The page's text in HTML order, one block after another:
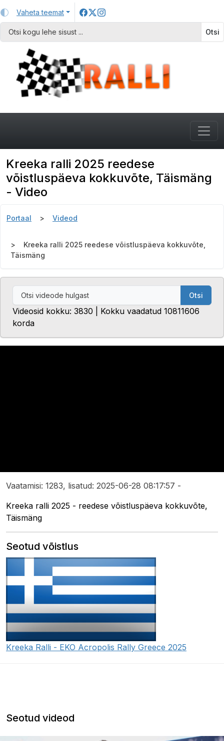
Vaheta teemat
Otsi
Kreeka ralli 2025 reedese
võistluspäeva kokkuvõte, Täismäng
- Video
Portaal Videod
Kreeka ralli 2025 reedese võistluspäeva kokkuvõte,
Täismäng
Otsi
Videosid kokku: 3830 | Kokku vaadatud 10811606
korda
Vaatamisi: 1283, lisatud: 2025-06-28 08:17:57 -
Kreeka ralli 2025 - reedese võistluspäeva kokkuvõte,
Täismäng
Seotud võistlus
Kreeka Ralli - EKO Acropolis Rally Greece 2025
Seotud videod